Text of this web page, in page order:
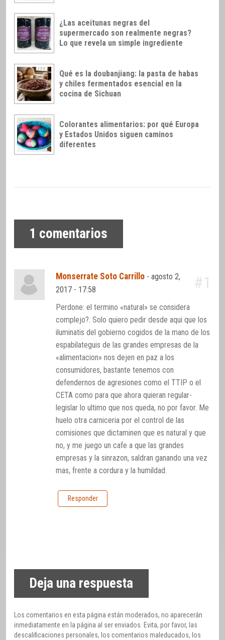
¿Las aceitunas negras del
supermercado son realmente negras?
Lo que revela un simple ingrediente
Qué es la doubanjiang: la pasta de habas
y chiles fermentados esencial en la
cocina de Sichuan
Colorantes alimentarios: por qué Europa
y Estados Unidos siguen caminos
diferentes
1 comentarios
Monserrate Soto Carrillo -agosto 2,
2017 - 17:58
#1
Perdone: el termino «natural» se considera
complejo?. Solo quiero pedir desde aqui que los
iluminatis del gobierno cogidos de la mano de los
espabilateguis de las grandes empresas de la
«alimentacion» nos dejen en paz a los
consumidores, bastante tenemos con
defendernos de agresiones como el TTIP o el
CETA como para que ahora quieran regular-
legislar lo ultimo que nos queda, no por favor. Me
huelo otra carniceria por el control de las
comisiones que dictaminen que es natural y que
no, y me juego un cafe a que las grandes
empresas y la sinrazon, saldran ganando una vez
mas, frente a cordura y la humildad.
Responder
Deja una respuesta
Los comentarios en esta página están moderados, no aparecerán
inmediatamente en la página al ser enviados. Evita, por favor, las
descalificaciones personales, los comentarios maleducados, los